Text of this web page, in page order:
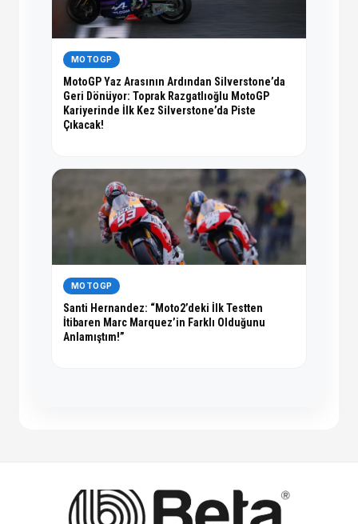
MOTOGP
MotoGP Yaz Arasının Ardından Silverstone’da
Geri Dönüyor: Toprak Razgatlıoğlu MotoGP
Kariyerinde İlk Kez Silverstone’da Piste
Çıkacak!
MOTOGP
Santi Hernandez: “Moto2’deki İlk Testten
İtibaren Marc Marquez’in Farklı Olduğunu
Anlamıştım!”